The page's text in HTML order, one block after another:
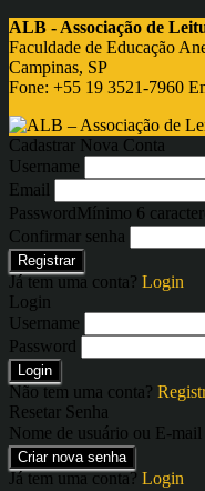
ALB - Associação de
Faculdade de Educação
Campinas, SP
Fone: +55 19 3521-7960
Cadastrar Nova Conta
Username
Email
PasswordMínimo 6
Confirmar senha
Registrar
Já tem uma conta? Login
Login
Username
Password
Login
Não tem uma conta?
Resetar Senha
Nome de usuário ou E-mail
Criar nova senha
Já tem uma conta? Login